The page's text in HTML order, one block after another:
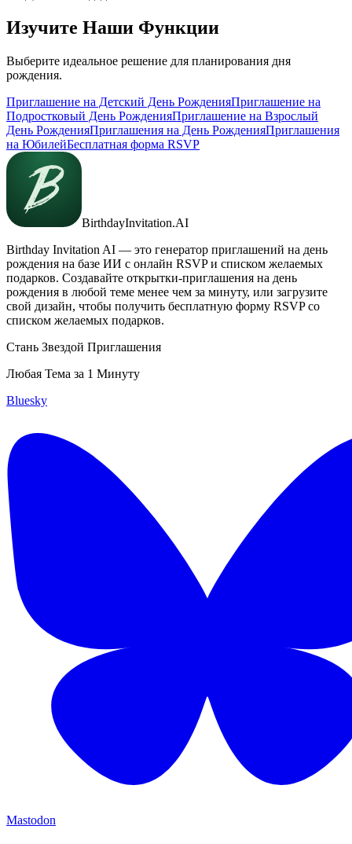
Изучите Наши Функции
Выберите идеальное решение для планирования дня
рождения.
Приглашение на Детский День РожденияПриглашение на
Подростковый День РожденияПриглашение на Взрослый
День РожденияПриглашения на День РожденияПриглашения
на ЮбилейБесплатная форма RSVP
BirthdayInvitation.AI
Birthday Invitation AI — это генератор приглашений на день
рождения на базе ИИ с онлайн RSVP и списком желаемых
подарков. Создавайте открытки-приглашения на день
рождения в любой теме менее чем за минуту, или загрузите
свой дизайн, чтобы получить бесплатную форму RSVP со
списком желаемых подарков.
Стань Звездой Приглашения
Любая Тема за 1 Минуту
Bluesky
Mastodon